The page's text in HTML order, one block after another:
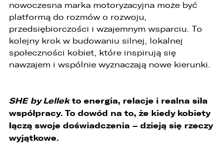
nowoczesna marka motoryzacyjna może być
platformą do rozmów o rozwoju,
przedsiębiorczości i wzajemnym wsparciu. To
kolejny krok w budowaniu silnej, lokalnej
społeczności kobiet, które inspirują się
nawzajem i wspólnie wyznaczają nowe kierunki.
SHE by Lellekto energia, relacje i realna siła
współpracy. To dowód na to, że kiedy kobiety
łączą swoje doświadczenia – dzieją się rzeczy
wyjątkowe.